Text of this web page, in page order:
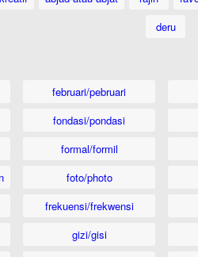
deru
februari/pebruari
fondasi/pondasi
formal/formil
foto/photo
frekuensi/frekwensi
gizi/gisi